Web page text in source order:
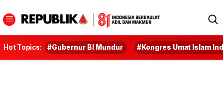
Hot Topics: #Gubernur BI Mundur #Kongres Umat Islam